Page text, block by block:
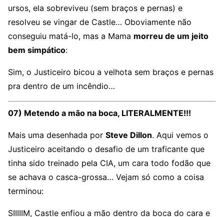
ursos, ela sobreviveu (sem braços e pernas) e
resolveu se vingar de Castle… Oboviamente não
conseguiu matá-lo, mas a Mama morreu de um jeito
bem simpático:
Sim, o Justiceiro bicou a velhota sem braços e pernas
pra dentro de um incêndio…
07) Metendo a mão na boca, LITERALMENTE!!!
Mais uma desenhada por Steve Dillon. Aqui vemos o
Justiceiro aceitando o desafio de um traficante que
tinha sido treinado pela CIA, um cara todo fodão que
se achava o casca-grossa… Vejam só como a coisa
terminou:
SIIIIIM, Castle enfiou a mão dentro da boca do cara e